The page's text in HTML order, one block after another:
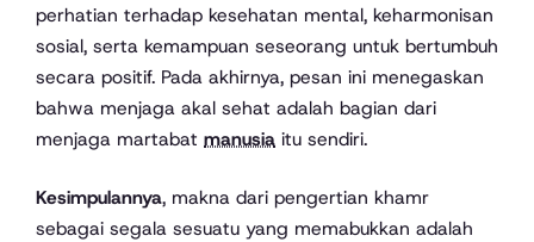
perhatian terhadap kesehatan mental, keharmonisan
sosial, serta kemampuan seseorang untuk bertumbuh
secara positif. Pada akhirnya, pesan ini menegaskan
bahwa menjaga akal sehat adalah bagian dari
menjaga martabat manusia itu sendiri.
Kesimpulannya, makna dari pengertian khamr
sebagai segala sesuatu yang memabukkan adalah